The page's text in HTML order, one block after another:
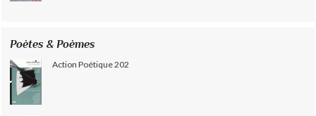
Poètes & Poèmes
Action Poétique 202